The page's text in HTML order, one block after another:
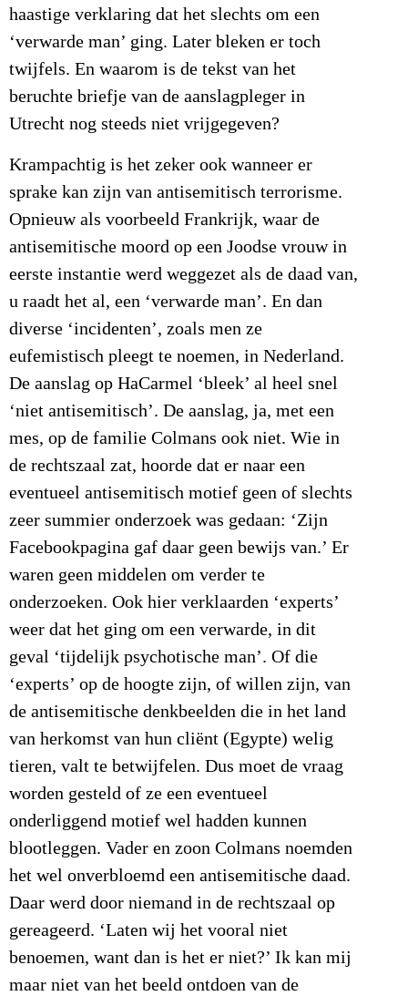
haastige verklaring dat het slechts om een
‘verwarde man’ ging. Later bleken er toch
twijfels. En waarom is de tekst van het
beruchte briefje van de aanslagpleger in
Utrecht nog steeds niet vrijgegeven?
Krampachtig is het zeker ook wanneer er
sprake kan zijn van antisemitisch terrorisme.
Opnieuw als voorbeeld Frankrijk, waar de
antisemitische moord op een Joodse vrouw in
eerste instantie werd weggezet als de daad van,
u raadt het al, een ‘verwarde man’. En dan
diverse ‘incidenten’, zoals men ze
eufemistisch pleegt te noemen, in Nederland.
De aanslag op HaCarmel ‘bleek’ al heel snel
‘niet antisemitisch’. De aanslag, ja, met een
mes, op de familie Colmans ook niet. Wie in
de rechtszaal zat, hoorde dat er naar een
eventueel antisemitisch motief geen of slechts
zeer summier onderzoek was gedaan: ‘Zijn
Facebookpagina gaf daar geen bewijs van.’ Er
waren geen middelen om verder te
onderzoeken. Ook hier verklaarden ‘experts’
weer dat het ging om een verwarde, in dit
geval ‘tijdelijk psychotische man’. Of die
‘experts’ op de hoogte zijn, of willen zijn, van
de antisemitische denkbeelden die in het land
van herkomst van hun cliënt (Egypte) welig
tieren, valt te betwijfelen. Dus moet de vraag
worden gesteld of ze een eventueel
onderliggend motief wel hadden kunnen
blootleggen. Vader en zoon Colmans noemden
het wel onverbloemd een antisemitische daad.
Daar werd door niemand in de rechtszaal op
gereageerd. ‘Laten wij het vooral niet
benoemen, want dan is het er niet?’ Ik kan mij
maar niet van het beeld ontdoen van de